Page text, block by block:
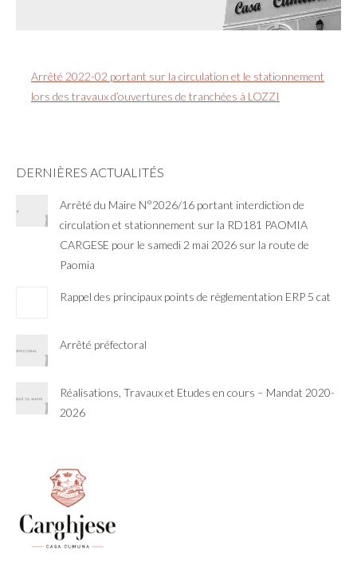
Arrêté 2022-02 portant sur la circulation et le stationnement
lors des travaux d’ouvertures de tranchées à LOZZI
DERNIÈRES ACTUALITÉS
Arrêté du Maire N°2026/16 portant interdiction de
circulation et stationnement sur la RD181 PAOMIA
CARGESE pour le samedi 2 mai 2026 sur la route de
Paomia
Rappel des principaux points de règlementation ERP 5 cat
Arrêté préfectoral
Réalisations, Travaux et Etudes en cours – Mandat 2020-
2026